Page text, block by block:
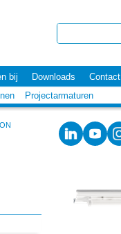
bij Downloads
Contact
Projectarmaturen